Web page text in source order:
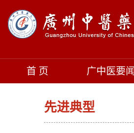
首 页 广中医要闻
先进典型